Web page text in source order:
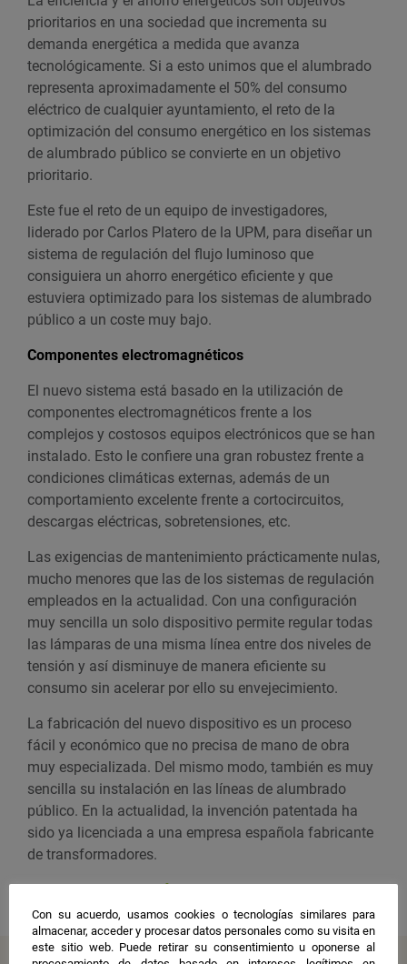
prioritarios en una sociedad que incrementa su
demanda energética a medida que avanza
tecnológicamente. Si a esto unimos que el alumbrado
representa aproximadamente el 50% del consumo
eléctrico de cualquier ayuntamiento, el reto de la
optimización del consumo energético en los sistemas
de alumbrado público se convierte en un objetivo
prioritario.
Este fue el reto de un equipo de investigadores,
liderado por Carlos Platero de la UPM, para diseñar un
sistema de regulación del flujo luminoso que
consiguiera un ahorro energético eficiente y que
estuviera optimizado para los sistemas de alumbrado
público a un coste muy bajo.
Componentes electromagnéticos
El nuevo sistema está basado en la utilización de
componentes electromagnéticos frente a los
complejos y costosos equipos electrónicos que se han
instalado. Esto le confiere una gran robustez frente a
condiciones climáticas externas, además de un
comportamiento excelente frente a cortocircuitos,
descargas eléctricas, sobretensiones, etc.
Las exigencias de mantenimiento prácticamente nulas,
mucho menores que las de los sistemas de regulación
empleados en la actualidad. Con una configuración
muy sencilla un solo dispositivo permite regular todas
las lámparas de una misma línea entre dos niveles de
tensión y así disminuye de manera eficiente su
consumo sin acelerar por ello su envejecimiento.
La fabricación del nuevo dispositivo es un proceso
fácil y económico que no precisa de mano de obra
muy especializada. Del mismo modo, también es muy
sencilla su instalación en las líneas de alumbrado
público. En la actualidad, la invención patentada ha
sido ya licenciada a una empresa española fabricante
de transformadores.
Compartir
Con su acuerdo, usamos cookies o tecnologías similares para
almacenar, acceder y procesar datos personales como su visita en
este sitio web. Puede retirar su consentimiento u oponerse al